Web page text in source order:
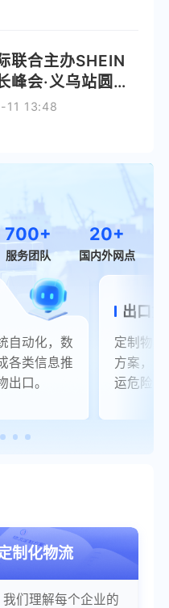
联合主办SHEIN
峰会·义乌站圆满
13:48
700+
服务团队
20+
国内外网点
自动化，数
各类信息推
口。
出口
定制物
方案，
运危险
制化物流
我们理解每个企业的